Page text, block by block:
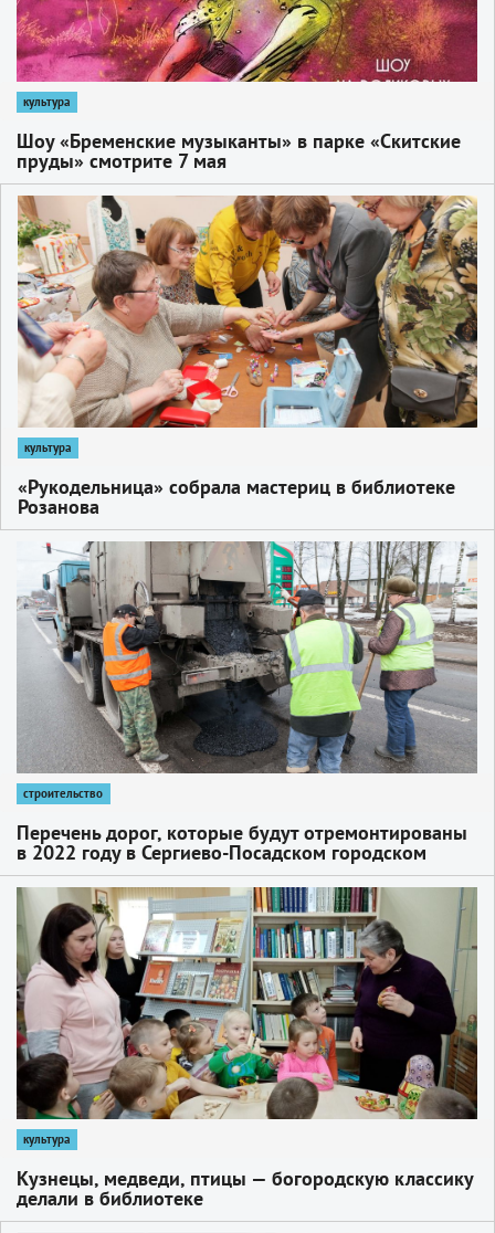
культура
Шоу «Бременские музыканты» в парке «Скитские
пруды» смотрите 7 мая
1
культура
«Рукодельница» собрала мастериц в библиотеке
Розанова
строительство
Перечень дорог, которые будут отремонтированы
в 2022 году в Сергиево-Посадском городском
округе
1
культура
Кузнецы, медведи, птицы — богородскую классику
делали в библиотеке